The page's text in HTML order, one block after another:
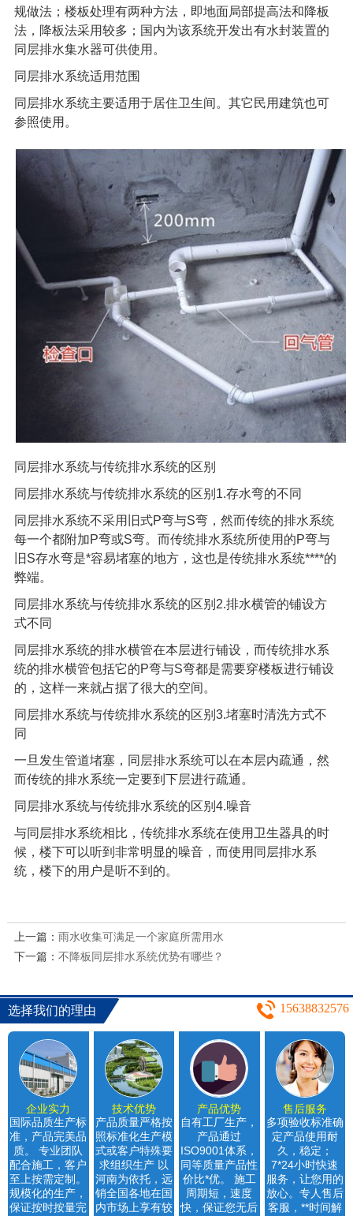
规做法；楼板处理有两种方法，即地面局部提高法和降板
法，降板法采用较多；国内为该系统开发出有水封装置的
同层排水集水器可供使用。
同层排水系统适用范围
同层排水系统主要适用于居住卫生间。其它民用建筑也可
参照使用。
同层排水系统与传统排水系统的区别
同层排水系统与传统排水系统的区别1.存水弯的不同
同层排水系统不采用旧式P弯与S弯，然而传统的排水系统
每一个都附加P弯或S弯。而传统排水系统所使用的P弯与
旧S存水弯是*容易堵塞的地方，这也是传统排水系统****的
弊端。
同层排水系统与传统排水系统的区别2.排水横管的铺设方
式不同
同层排水系统的排水横管在本层进行铺设，而传统排水系
统的排水横管包括它的P弯与S弯都是需要穿楼板进行铺设
的，这样一来就占据了很大的空间。
同层排水系统与传统排水系统的区别3.堵塞时清洗方式不
同
一旦发生管道堵塞，同层排水系统可以在本层内疏通，然
而传统的排水系统一定要到下层进行疏通。
同层排水系统与传统排水系统的区别4.噪音
与同层排水系统相比，传统排水系统在使用卫生器具的时
候，楼下可以听到非常明显的噪音，而使用同层排水系
统，楼下的用户是听不到的。
上一篇： 雨水收集可满足一个家庭所需用水
下一篇： 不降板同层排水系统优势有哪些？
选择我们的理由 15638832576
企业实力
国际品质生产标
准，产品完美品
质。 专业团队
配合施工，客户
至上按需定制。
规模化的生产，
保证按时按量完
技术优势
产品质量严格按
照标准化生产模
式或客户特殊要
求组织生产 以
河南为依托，远
销全国各地在国
内市场上享有较
产品优势
自有工厂生产，
产品通过
ISO9001体系，
同等质量产品性
价比*优。 施工
周期短，速度
快，保证您无后
售后服务
多项验收标准确
定产品使用耐
久，稳定；
7*24小时快速
服务，让您用的
放心。专人售后
客服，**时间解